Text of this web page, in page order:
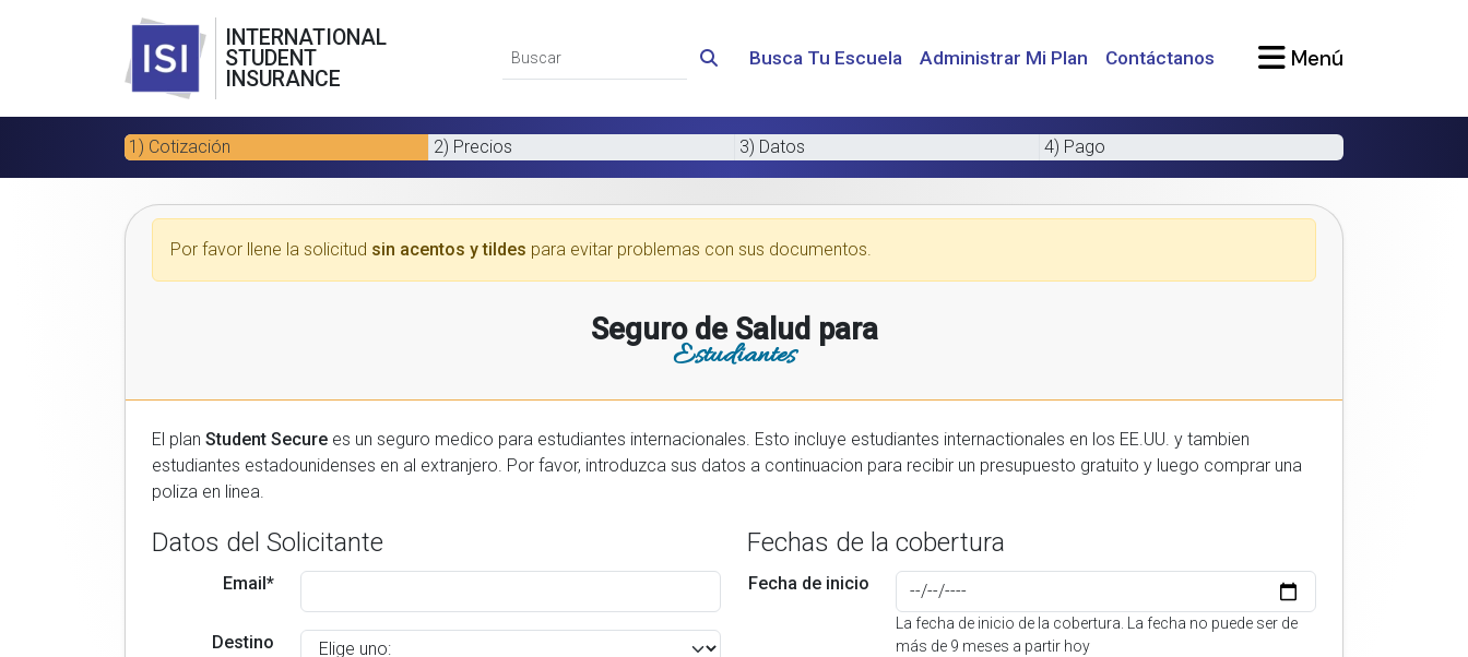
INTERNATIONAL
STUDENT
INSURANCE
Busca Tu Escuela Administrar Mi Plan Contáctanos Menú
1) Cotización 2) Precios 3) Datos 4) Pago
Por favor llene la solicitud sin acentos y tildes para evitar problemas con sus documentos.
Seguro de Salud para
Estudiantes
El plan Student Secure es un seguro medico para estudiantes internacionales. Esto incluye estudiantes internactionales en los EE.UU. y tambien
estudiantes estadounidenses en al extranjero. Por favor, introduzca sus datos a continuacion para recibir un presupuesto gratuito y luego comprar una
poliza en linea.
Datos del Solicitante
Email*
Destino
Fechas de la cobertura
Fecha de inicio
La fecha de inicio de la cobertura. La fecha no puede ser de
más de 9 meses a partir hoy